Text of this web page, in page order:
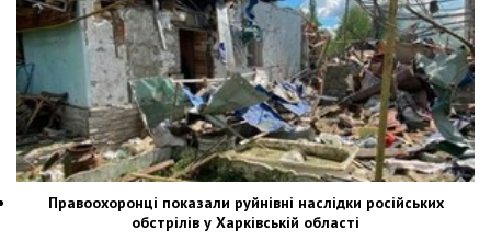
Правоохоронці показали руйнівні наслідки російських
обстрілів у Харківській області